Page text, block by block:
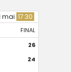
mai 17:30
FINAL
26
24